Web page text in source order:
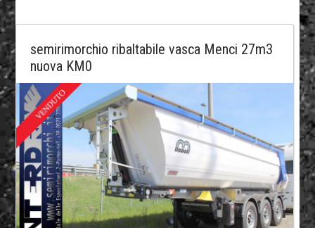
semirimorchio ribaltabile vasca Menci 27m3
nuova KM0